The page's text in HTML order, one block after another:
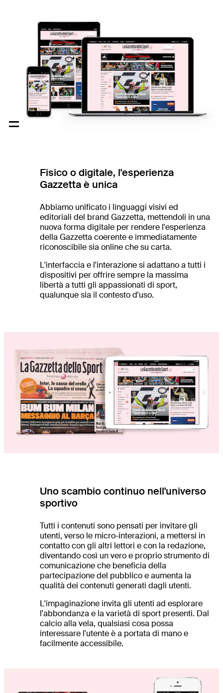
Fisico o digitale, l'esperienza
Gazzetta è unica
Abbiamo unificato i linguaggi visivi ed
editoriali del brand Gazzetta, mettendoli in una
nuova forma digitale per rendere l'esperienza
della Gazzetta coerente e immediatamente
riconoscibile sia online che su carta.
L'interfaccia e l'interazione si adattano a tutti i
dispositivi per offrire sempre la massima
libertà a tutti gli appassionati di sport,
qualunque sia il contesto d'uso.
Uno scambio continuo nell'universo
sportivo
Tutti i contenuti sono pensati per invitare gli
utenti, verso le micro-interazioni, a mettersi in
contatto con gli altri lettori e con la redazione,
diventando così un vero e proprio strumento di
comunicazione che beneficia della
partecipazione del pubblico e aumenta la
qualità dei contenuti generati dagli utenti.
L'impaginazione invita gli utenti ad esplorare
l'abbondanza e la varietà di sport presenti. Dal
calcio alla vela, qualsiasi cosa possa
interessare l'utente è a portata di mano e
facilmente accessibile.